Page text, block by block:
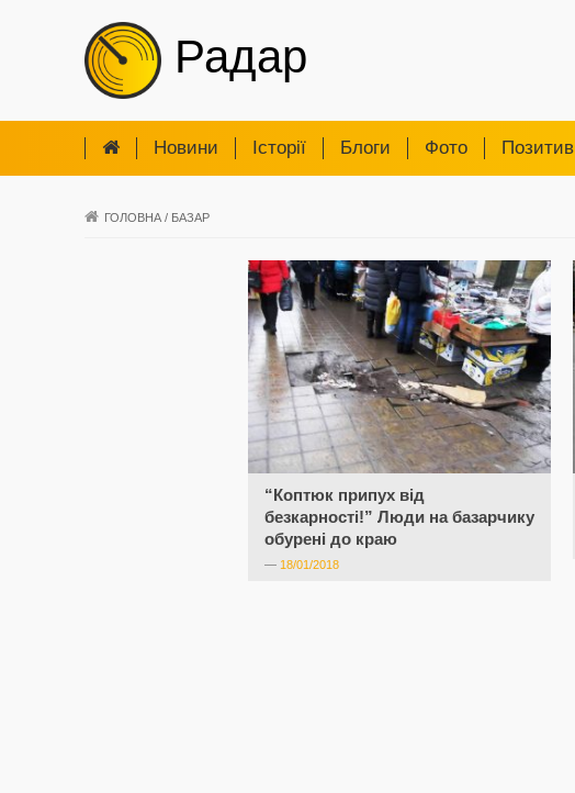
Радар
Новини Iсторії Блоги Фото Позитив
ГОЛОВНА / БАЗАР
“Коптюк припух від
безкарності!” Люди на базарчику
обурені до краю
— 18/01/2018